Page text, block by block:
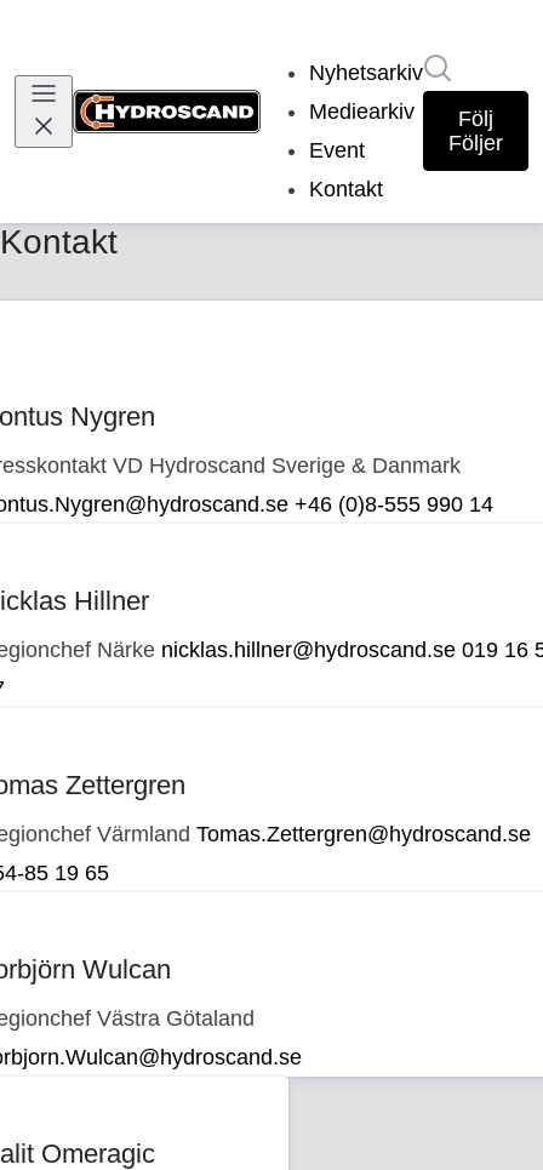
Nyhetsarkiv
Mediearkiv
Event
Kontakt(current)
Följ
Följer
Kontakt
Nygren
VD Hydroscand Sverige & Danmark
+46 (0)8-555 990 14
Hillner
Närke nicklas.hillner@hydroscand.se 019 16
Zettergren
Värmland Tomas.Zettergren@hydroscand.se
85 19 65
Wulcan
Västra Götaland
Omeragic